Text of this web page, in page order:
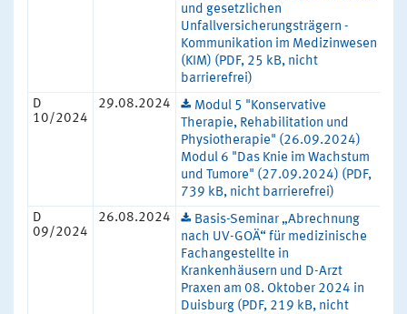
und gesetzlichen
Unfallversicherungsträgern -
Kommunikation im Medizinwesen
(KIM) (PDF, 25 kB, nicht
barrierefrei)
D
10/2024
29.08.2024
Modul 5 "Konservative
Therapie, Rehabilitation und
Physiotherapie" (26.09.2024)
Modul 6 "Das Knie im Wachstum
und Tumore" (27.09.2024) (PDF,
739 kB, nicht barrierefrei)
D
09/2024
26.08.2024
Basis-Seminar „Abrechnung
nach UV-GOÄ“ für medizinische
Fachangestellte in
Krankenhäusern und D-Arzt
Praxen am 08. Oktober 2024 in
Duisburg (PDF, 219 kB, nicht